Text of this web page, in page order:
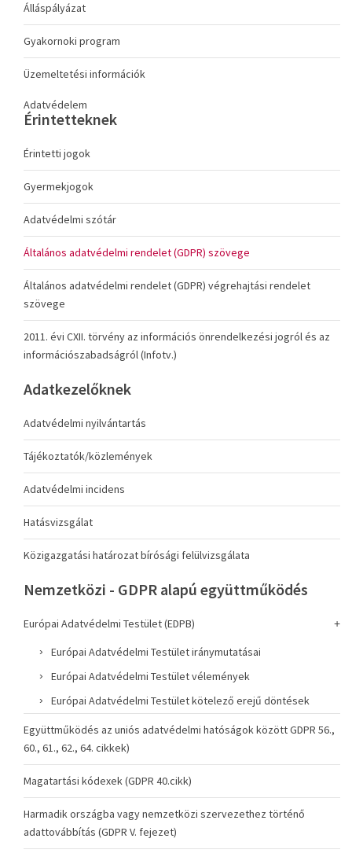
Álláspályázat
Gyakornoki program
Üzemeltetési információk
Adatvédelem
Érintetteknek
Érintetti jogok
Gyermekjogok
Adatvédelmi szótár
Általános adatvédelmi rendelet (GDPR) szövege
Általános adatvédelmi rendelet (GDPR) végrehajtási rendelet
szövege
2011. évi CXII. törvény az információs önrendelkezési jogról és az
információszabadságról (Infotv.)
Adatkezelőknek
Adatvédelmi nyilvántartás
Tájékoztatók/közlemények
Adatvédelmi incidens
Hatásvizsgálat
Közigazgatási határozat bírósági felülvizsgálata
Nemzetközi - GDPR alapú együttműködés
Európai Adatvédelmi Testület (EDPB)
Európai Adatvédelmi Testület iránymutatásai
Európai Adatvédelmi Testület vélemények
Európai Adatvédelmi Testület kötelező erejű döntések
Együttműködés az uniós adatvédelmi hatóságok között GDPR 56.,
60., 61., 62., 64. cikkek)
Magatartási kódexek (GDPR 40.cikk)
Harmadik országba vagy nemzetközi szervezethez történő
adattovábbítás (GDPR V. fejezet)